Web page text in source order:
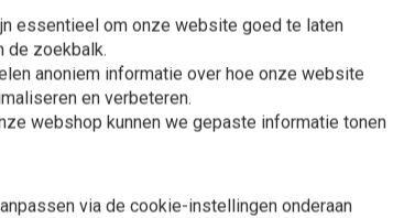
essentieel om onze website goed te laten
de zoekbalk.
anoniem informatie over hoe onze website
en verbeteren.
webshop kunnen we gepaste informatie tonen
via de cookie-instellingen onderaan